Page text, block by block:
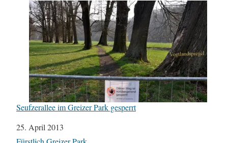
Seufzerallee im Greizer Park gesperrt
Datum
25. April 2013